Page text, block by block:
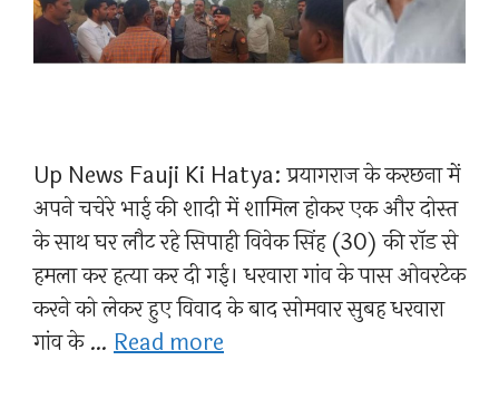
Up News Fauji Ki Hatya: प्रयागराज के करछना में
अपने चचेरे भाई की शादी में शामिल होकर एक और दोस्त
के साथ घर लौट रहे सिपाही विवेक सिंह (30) की रॉड से
हमला कर हत्या कर दी गई। धरवारा गांव के पास ओवरटेक
करने को लेकर हुए विवाद के बाद सोमवार सुबह धरवारा
गांव के … Read more